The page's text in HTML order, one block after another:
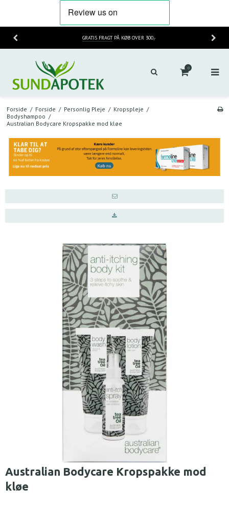
GRATIS FRAGT PÅ KØB OVER 300,-
0
Forside / Forside / Personlig Pleje / Kropspleje /
Bodyshampoo /
Australian Bodycare Kropspakke mod kløe
Australian Bodycare Kropspakke mod
kløe